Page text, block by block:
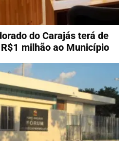
do Carajás terá de
milhão ao Município